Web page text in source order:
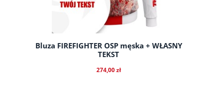
Bluza FIREFIGHTER OSP męska + WŁASNY
TEKST
274,00 zł